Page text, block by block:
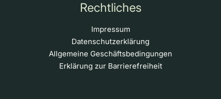
Rechtliches
Impressum
Datenschutzerklärung
Allgemeine Geschäftsbedingungen
Erklärung zur Barrierefreiheit